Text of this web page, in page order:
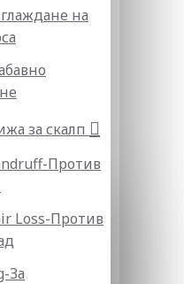
на
за скалп
Против
Loss-Против
За